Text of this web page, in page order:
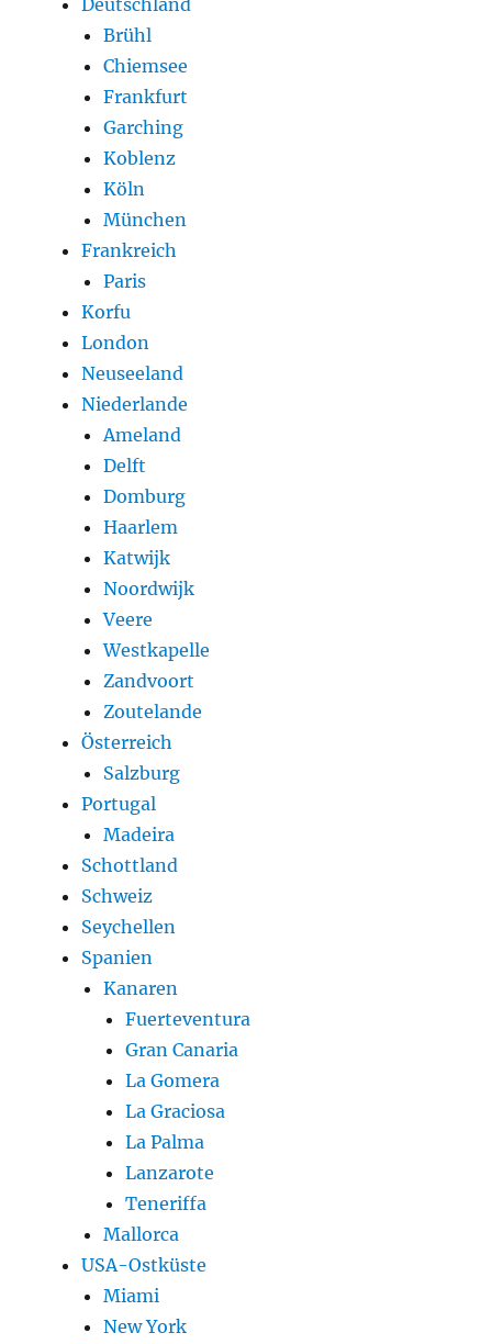
Brühl
Chiemsee
Frankfurt
Garching
Koblenz
Köln
München
Frankreich
Paris
Korfu
London
Neuseeland
Niederlande
Ameland
Delft
Domburg
Haarlem
Katwijk
Noordwijk
Veere
Westkapelle
Zandvoort
Zoutelande
Österreich
Salzburg
Portugal
Madeira
Schottland
Schweiz
Seychellen
Spanien
Kanaren
Fuerteventura
Gran Canaria
La Gomera
La Graciosa
La Palma
Lanzarote
Teneriffa
Mallorca
USA-Ostküste
Miami
New York